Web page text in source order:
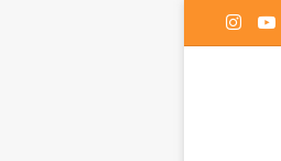
فيسبوك‫YouTube